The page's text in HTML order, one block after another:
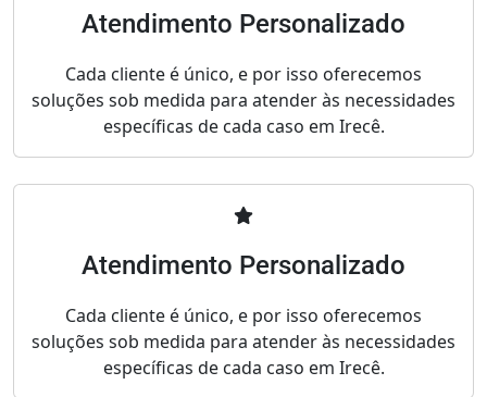
Atendimento Personalizado
Cada cliente é único, e por isso oferecemos
soluções sob medida para atender às necessidades
específicas de cada caso em Irecê.
Atendimento Personalizado
Cada cliente é único, e por isso oferecemos
soluções sob medida para atender às necessidades
específicas de cada caso em Irecê.